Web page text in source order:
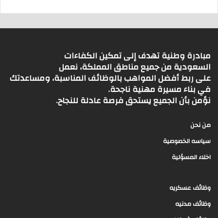
مبادرة وطنية تهدف إلى تمكين الكفاءات
السعودية من جميع مناطق المملكة، نعمل
على ربط أفضل المواهب بالوظائف المناسبة، ومساعدتك
في بناء مسيرة مهنية ناجحة.
نؤمن بأن الجميع يستحق فرصة عادلة للنجاح.
من نحن
سياسه الخصوصية
اخلاء المسؤلية
وظائف عسكريه
وظائف مدنيه